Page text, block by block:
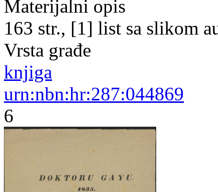
Materijalni opis
163 str., [1] list sa slikom
Vrsta građe
knjiga
urn:nbn:hr:287:044869
6